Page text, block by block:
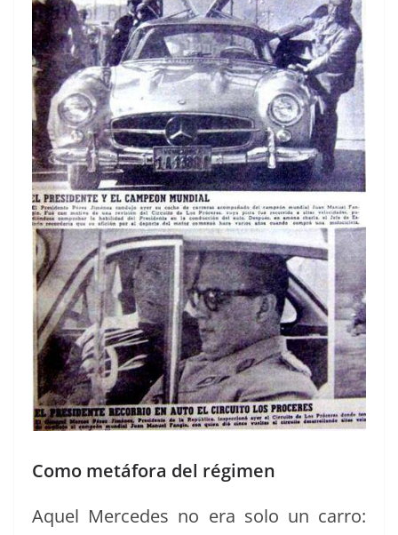
Como metáfora del régimen
Aquel Mer­cedes no era solo un car­ro: